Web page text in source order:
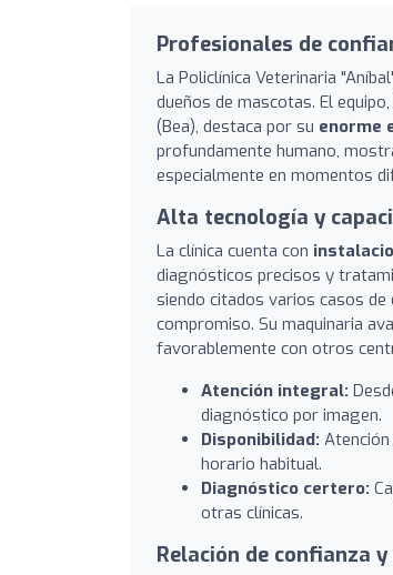
Profesionales de
La Policlínica Veterinaria
dueños de mascotas. El
(Bea), destaca por su enorme
profundamente humano,
especialmente en momentos
Alta tecnología y
La clínica cuenta con
diagnósticos precisos y
siendo citados varios casos
compromiso. Su maquinaria
favorablemente con otros
Atención integral:
diagnóstico por imagen.
Disponibilidad:
horario habitual.
Diagnóstico certero:
otras clínicas.
Relación de confianza y